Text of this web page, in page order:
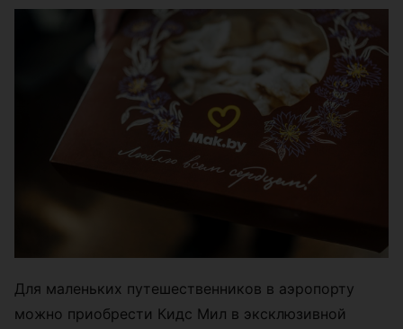
Для маленьких путешественников в аэропорту
можно приобрести Кидс Мил в эксклюзивной